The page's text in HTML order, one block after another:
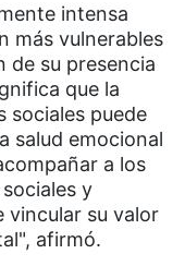
intensa
más vulnerables
de su presencia
que la
sociales puede
salud emocional
a los
y
vincular su valor
afirmó.